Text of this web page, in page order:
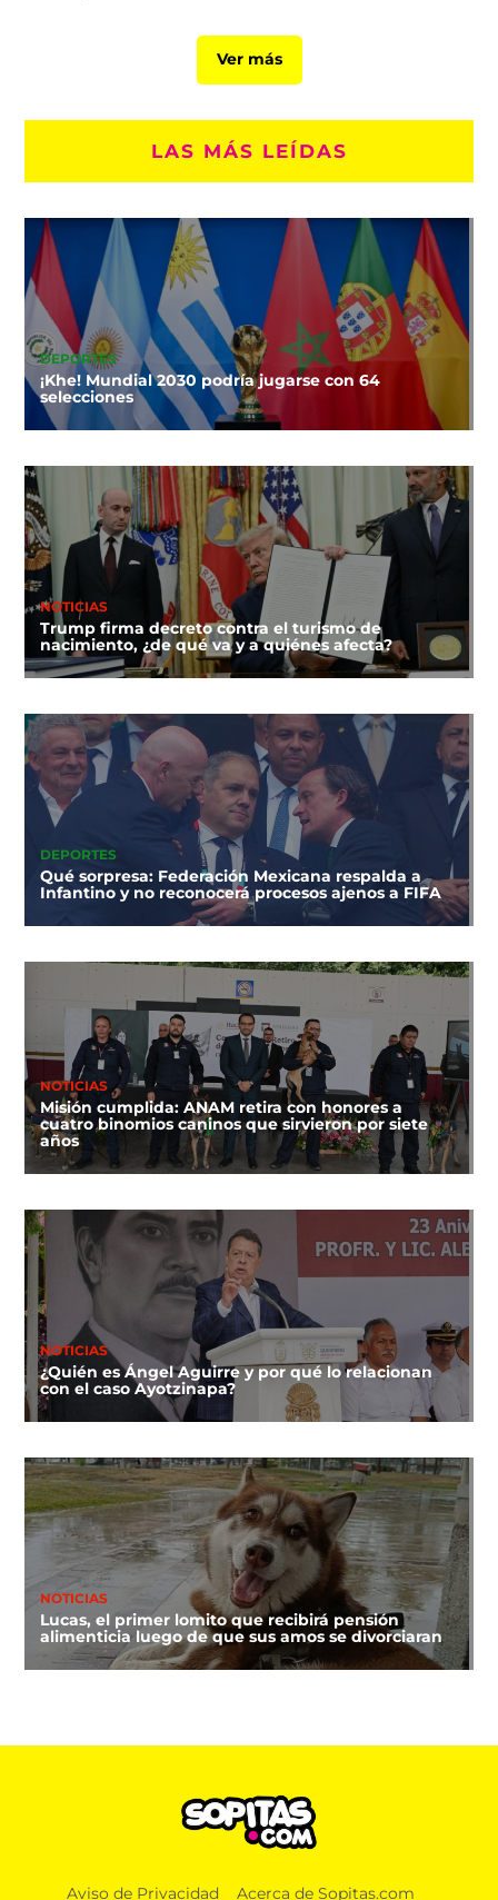
Ver más
LAS MÁS LEÍDAS
DEPORTES
¡Khe! Mundial 2030 podría jugarse con 64
selecciones
NOTICIAS
Trump firma decreto contra el turismo de
nacimiento, ¿de qué va y a quiénes afecta?
DEPORTES
Qué sorpresa: Federación Mexicana respalda a
Infantino y no reconocerá procesos ajenos a FIFA
NOTICIAS
Misión cumplida: ANAM retira con honores a
cuatro binomios caninos que sirvieron por siete
años
NOTICIAS
¿Quién es Ángel Aguirre y por qué lo relacionan
con el caso Ayotzinapa?
NOTICIAS
Lucas, el primer lomito que recibirá pensión
alimenticia luego de que sus amos se divorciaran
Aviso de Privacidad Acerca de Sopitas.com